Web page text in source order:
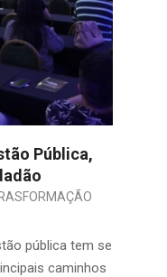
Pública,
pública tem se
caminhos